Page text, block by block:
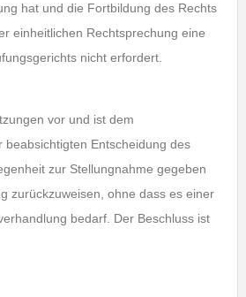
hat und die Fortbildung des Rechts
einheitlichen Rechtsprechung eine
nicht erfordert.
vor und ist dem
beabsichtigten Entscheidung des
zur Stellungnahme gegeben
zurückzuweisen, ohne dass es einer
bedarf. Der Beschluss ist